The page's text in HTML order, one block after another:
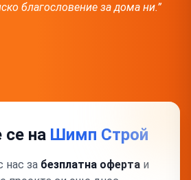
благословение за дома ни.”
се на Шимп Строй
нас за безплатна оферта и